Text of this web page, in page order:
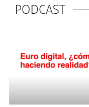
PODCAST